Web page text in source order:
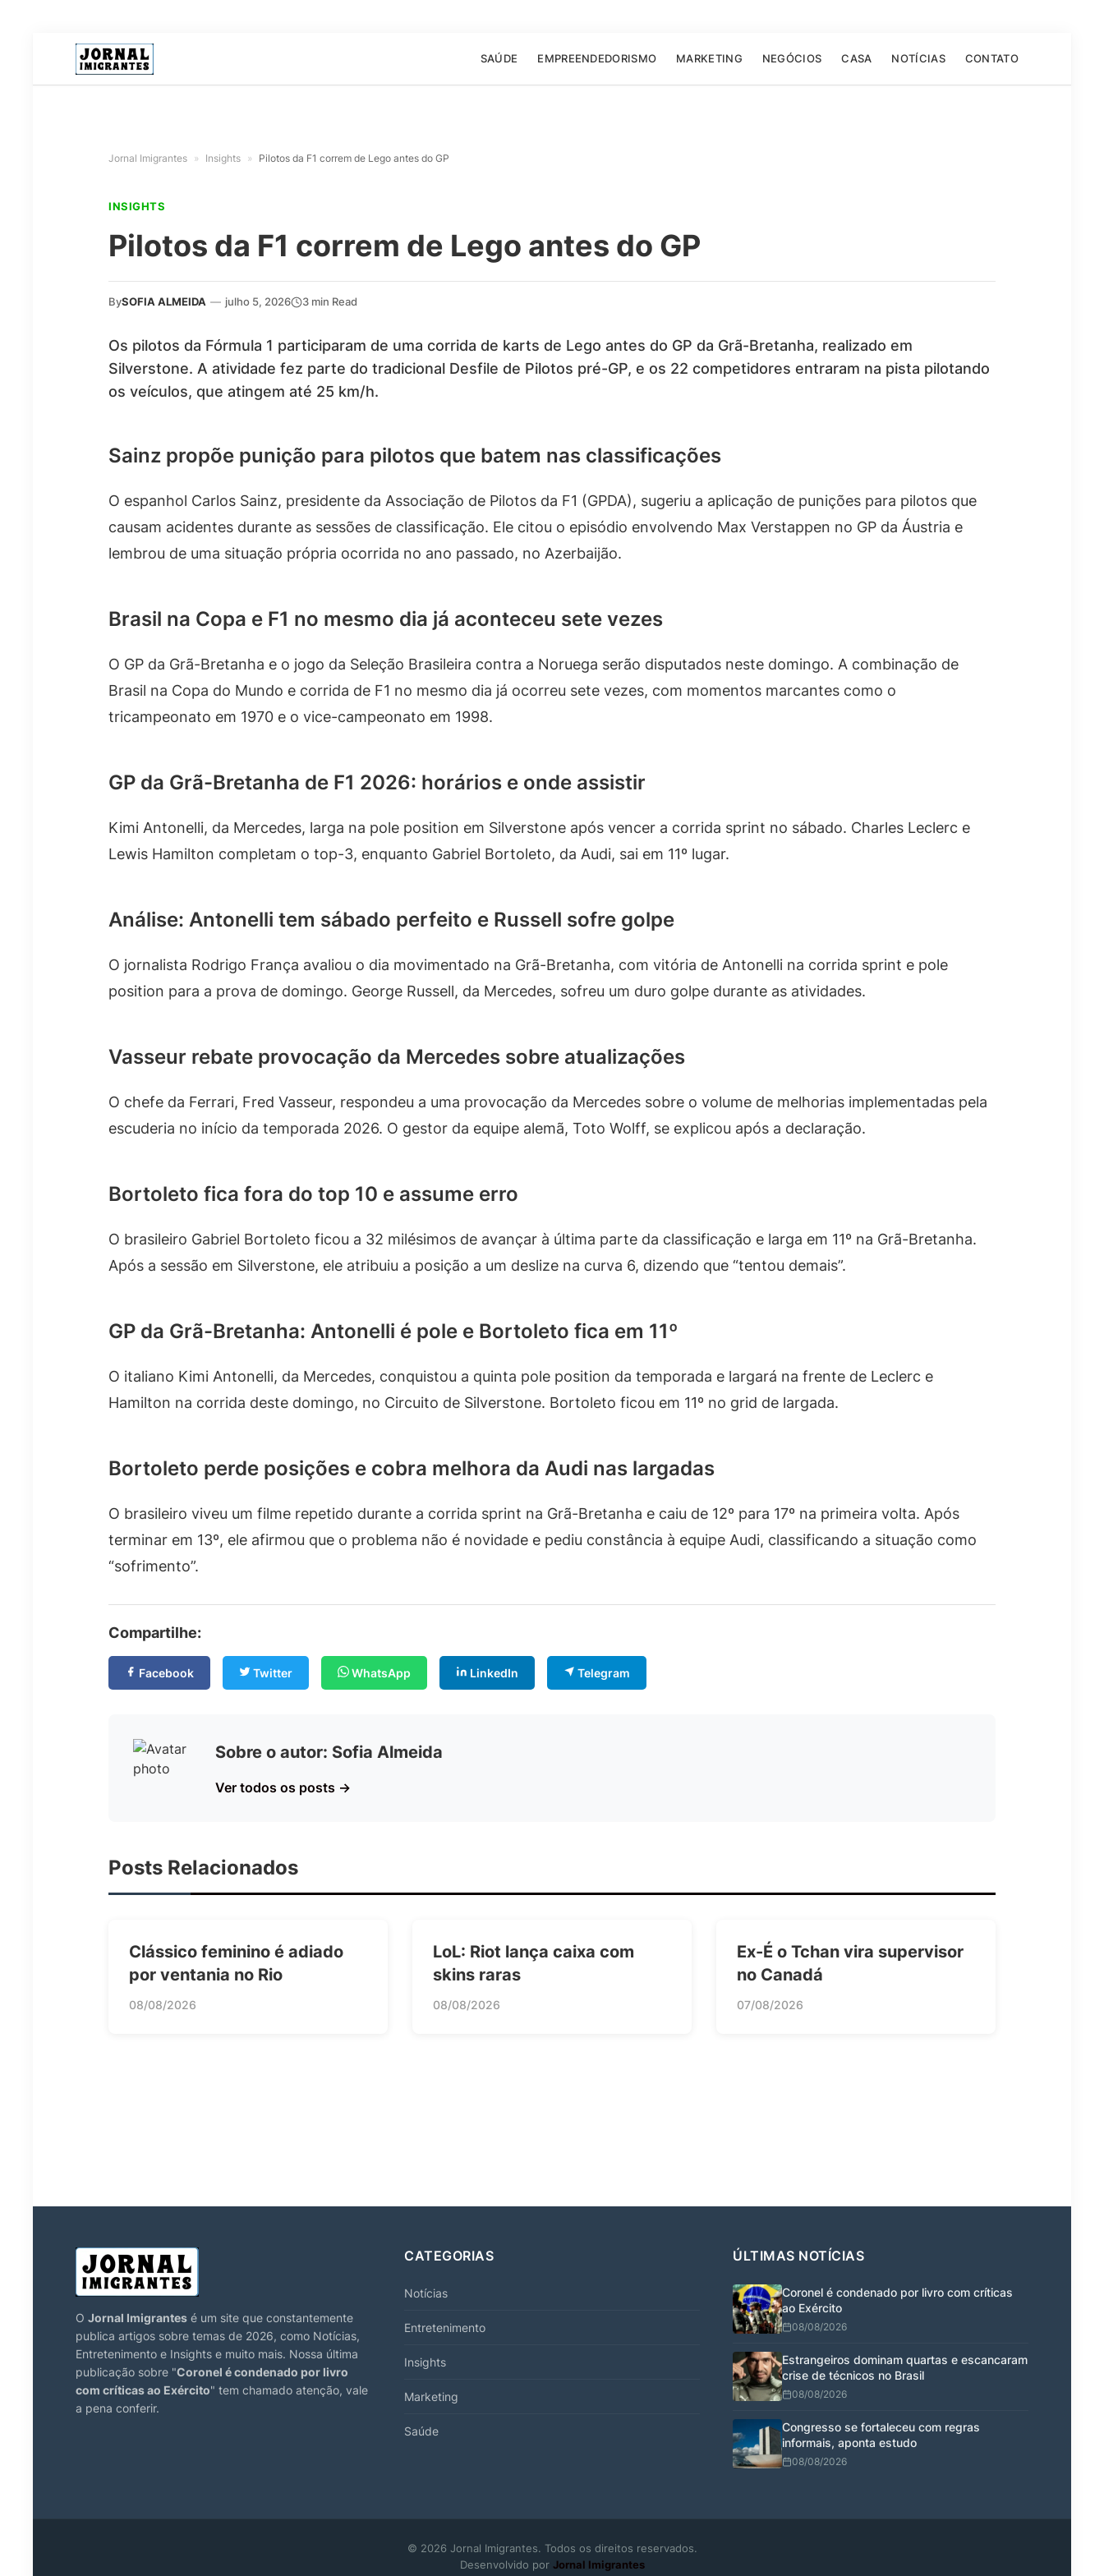
SAÚDE EMPREENDEDORISMO MARKETING NEGÓCIOS CASA NOTÍCIAS CONTATO
Jornal Imigrantes » Insights » Pilotos da F1 correm de Lego antes do GP
INSIGHTS
Pilotos da F1 correm de Lego antes do GP
BySOFIA ALMEIDA — julho 5, 2026 3 min Read
Os pilotos da Fórmula 1 participaram de uma corrida de karts de Lego antes do GP da Grã-Bretanha, realizado em
Silverstone. A atividade fez parte do tradicional Desfile de Pilotos pré-GP, e os 22 competidores entraram na pista pilotando
os veículos, que atingem até 25 km/h.
Sainz propõe punição para pilotos que batem nas classificações
O espanhol Carlos Sainz, presidente da Associação de Pilotos da F1 (GPDA), sugeriu a aplicação de punições para pilotos que
causam acidentes durante as sessões de classificação. Ele citou o episódio envolvendo Max Verstappen no GP da Áustria e
lembrou de uma situação própria ocorrida no ano passado, no Azerbaijão.
Brasil na Copa e F1 no mesmo dia já aconteceu sete vezes
O GP da Grã-Bretanha e o jogo da Seleção Brasileira contra a Noruega serão disputados neste domingo. A combinação de
Brasil na Copa do Mundo e corrida de F1 no mesmo dia já ocorreu sete vezes, com momentos marcantes como o
tricampeonato em 1970 e o vice-campeonato em 1998.
GP da Grã-Bretanha de F1 2026: horários e onde assistir
Kimi Antonelli, da Mercedes, larga na pole position em Silverstone após vencer a corrida sprint no sábado. Charles Leclerc e
Lewis Hamilton completam o top-3, enquanto Gabriel Bortoleto, da Audi, sai em 11º lugar.
Análise: Antonelli tem sábado perfeito e Russell sofre golpe
O jornalista Rodrigo França avaliou o dia movimentado na Grã-Bretanha, com vitória de Antonelli na corrida sprint e pole
position para a prova de domingo. George Russell, da Mercedes, sofreu um duro golpe durante as atividades.
Vasseur rebate provocação da Mercedes sobre atualizações
O chefe da Ferrari, Fred Vasseur, respondeu a uma provocação da Mercedes sobre o volume de melhorias implementadas pela
escuderia no início da temporada 2026. O gestor da equipe alemã, Toto Wolff, se explicou após a declaração.
Bortoleto fica fora do top 10 e assume erro
O brasileiro Gabriel Bortoleto ficou a 32 milésimos de avançar à última parte da classificação e larga em 11º na Grã-Bretanha.
Após a sessão em Silverstone, ele atribuiu a posição a um deslize na curva 6, dizendo que “tentou demais”.
GP da Grã-Bretanha: Antonelli é pole e Bortoleto fica em 11º
O italiano Kimi Antonelli, da Mercedes, conquistou a quinta pole position da temporada e largará na frente de Leclerc e
Hamilton na corrida deste domingo, no Circuito de Silverstone. Bortoleto ficou em 11º no grid de largada.
Bortoleto perde posições e cobra melhora da Audi nas largadas
O brasileiro viveu um filme repetido durante a corrida sprint na Grã-Bretanha e caiu de 12º para 17º na primeira volta. Após
terminar em 13º, ele afirmou que o problema não é novidade e pediu constância à equipe Audi, classificando a situação como
“sofrimento”.
Compartilhe:
Facebook Twitter WhatsApp LinkedIn Telegram
Sobre o autor: Sofia Almeida
Ver todos os posts →
Posts Relacionados
Clássico feminino é adiado
por ventania no Rio
08/08/2026
LoL: Riot lança caixa com
skins raras
08/08/2026
Ex-É o Tchan vira supervisor
no Canadá
07/08/2026
O Jornal Imigrantes é um site que constantemente
publica artigos sobre temas de 2026, como Notícias,
Entretenimento e Insights e muito mais. Nossa última
publicação sobre "Coronel é condenado por livro
com críticas ao Exército" tem chamado atenção, vale
a pena conferir.
CATEGORIAS
Notícias
Entretenimento
Insights
Marketing
Saúde
ÚLTIMAS NOTÍCIAS
Coronel é condenado por livro com críticas
ao Exército
08/08/2026
Estrangeiros dominam quartas e escancaram
crise de técnicos no Brasil
08/08/2026
Congresso se fortaleceu com regras
informais, aponta estudo
08/08/2026
© 2026 Jornal Imigrantes. Todos os direitos reservados.
Desenvolvido por Jornal Imigrantes